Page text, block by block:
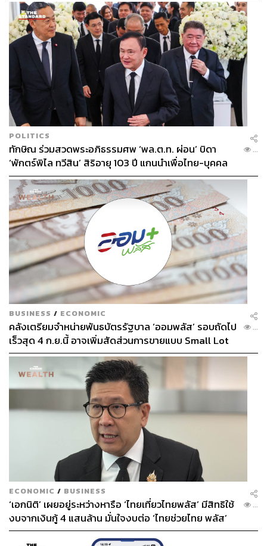
POLITICS
ทักษิณ ร่วมสวดพระอภิธรรมศพ ‘พล.ต.ท. ผ่อน’ บิดา
‘พักตร์พิไล ทวีสิน’ สิริอายุ 103 ปี แกนนำเพื่อไทย-บุคคล
หลากวงการร่วมอาลัย
...
BUSINESS / ECONOMIC
คลังเตรียมจำหน่ายพันธบัตรรัฐบาล ‘ออมพลัส’ รอบถัดไป
เร็วสุด 4 ก.ย.นี้ อาจเพิ่มสัดส่วนการขายแบบ Small Lot
First มากขึ้น
...
ECONOMIC / BUSINESS
‘เอกนิติ’ เผยอยู่ระหว่างหารือ ‘ไทยเที่ยวไทยพลัส’ มีสิทธิใช้
งบจากเงินกู้ 4 แสนล้าน มั่นใจงบต่อ ‘ไทยช่วยไทย พลัส’
เฟส 2 มีเพียงพอ
...